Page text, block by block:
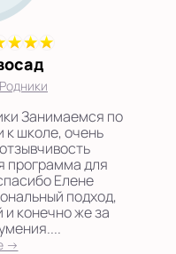
Занимаемся по
к школе, очень
программа для
Елене
подход,
конечно же за
→